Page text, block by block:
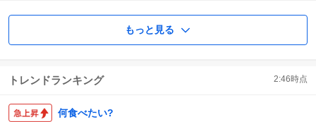
もっと見る
トレンドランキング 2:46時点
何食べたい?